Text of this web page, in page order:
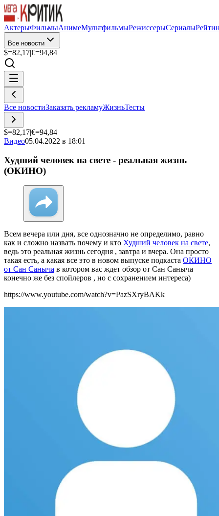
АктерыФильмыАнимеМультфильмыРежиссерыСериалы
Все новости
$=82,17|€=94,84
Все новостиЗаказать рекламуЖизньТесты
$=82,17|€=94,84
Видео05.04.2022 в 18:01
Худший человек на свете - реальная жизнь
(ОКИНО)
Всем вечера или дня, все однозначно не определимо, равно
как и сложно назвать почему и кто Худший человек на свете,
ведь это реальная жизнь сегодня , завтра и вчера. Она просто
такая есть, а какая все это в новом выпуске подкаста ОКИНО
от Сан Саныча в котором вас ждет обзор от Сан Саныча
конечно же без спойлеров , но с сохранением интереса)
https://www.youtube.com/watch?v=PazSXryBAKk